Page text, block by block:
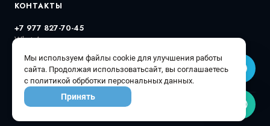
КОНТАКТЫ
+7 977 827-70-45
WhatsApp
@extremalovyachts
© 2026 Extremalov Group •
Мы используем файлы cookie для улучшения работы
сайта. Продолжая использоватьсайт, вы соглашаетесь
с политикой обрботки персональных данных.
Принять